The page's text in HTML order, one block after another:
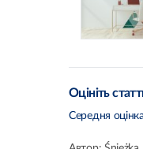
Оцініть
Середня